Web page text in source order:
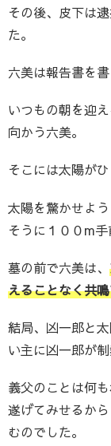
その後、皮下は
た。
六美は報告書を
いつもの朝を迎
向かう六美。
そこには太陽が
太陽を驚かせよ
そうに１００m
墓の前で六美は、
えることなく共
結局、凶一郎と
い主に凶一郎が
義父のことは何
遂げてみせるか
むのでした。